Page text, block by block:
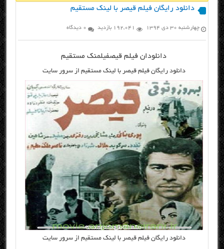
دانلود رایگان فیلم قیصر با لینک مستقیم
چهارشنبه ۳۰ دی ۱۳۹۴ 192,041 بازدید 0 دیدگاه
دانلودان فیلم قیصفیلمنک مستقیم
دانلود رایگان فیلم قیصر با لینک مستقیم از سرور سایت
دانلود رایگانفیلم قیصر با لینک مستقیم از سرور سایت